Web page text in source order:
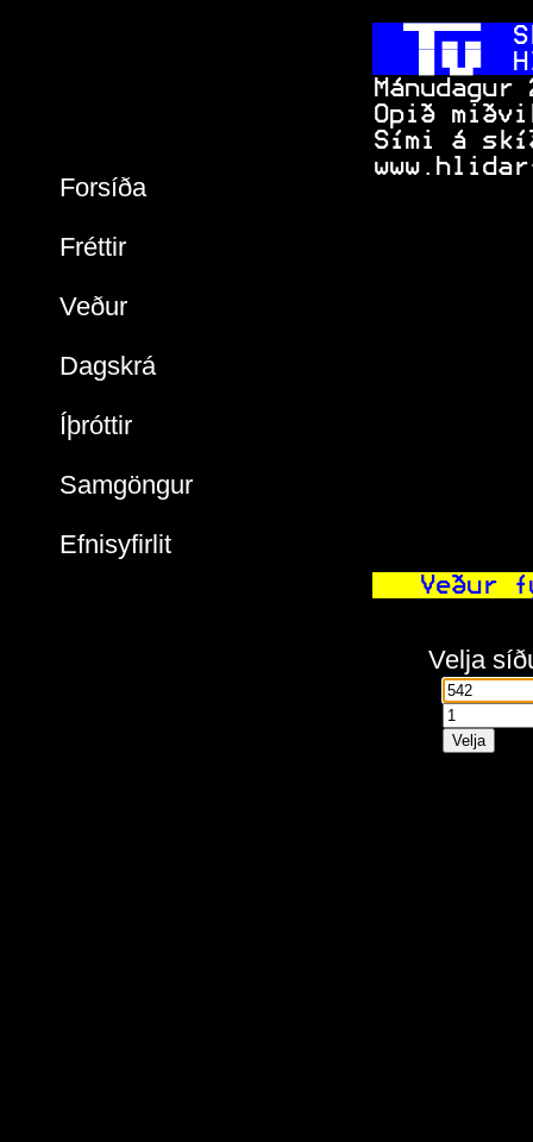
Forsíða
Fréttir
Veður
Dagskrá
Íþróttir
Samgöngur
Efnisyfirlit

  
Opið
Sími á
Veður
Velja